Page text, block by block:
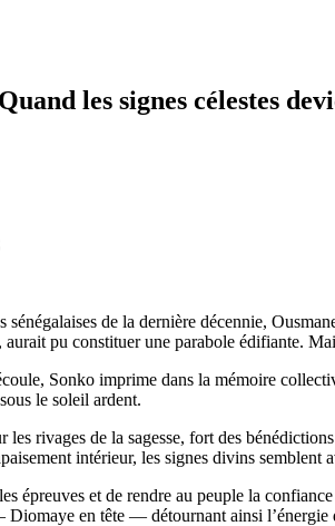
les signes célestes
sénégalaises de la dernière décennie,
aurait pu constituer une parabole édifiante.
Sonko imprime dans la mémoire
le soleil ardent.
les rivages de la sagesse, fort des
intérieur, les signes divins semblent
épreuves et de rendre au peuple la
en tête — détournant ainsi l’énergie